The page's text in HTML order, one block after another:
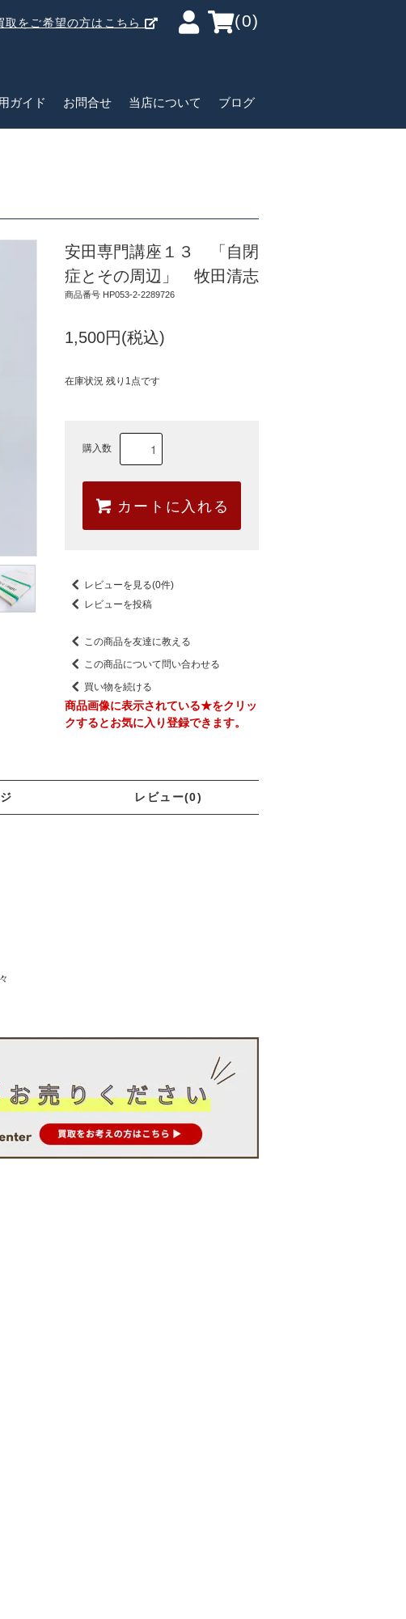
取をご希望の方はこちら (0)
ガイド お問合せ 当店について ブログ
安田専門講座１３ 「自閉
症とその周辺」 牧田清志
商品番号 HP053-2-2289726
1,500円(税込)
在庫状況 残り1点です
購入数
カートに入れる
レビューを見る(0件)
レビューを投稿
この商品を友達に教える
この商品について問い合わせる
買い物を続ける
商品画像に表示されている★をクリッ
クするとお気に入り登録できます。
レビュー(0)